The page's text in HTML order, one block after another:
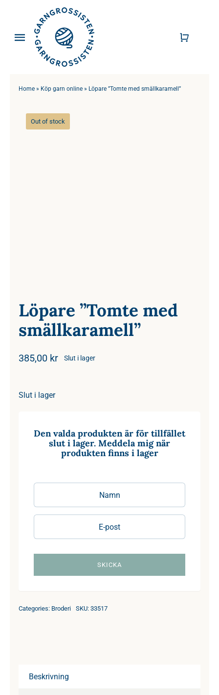
innehållet
Toggle
Navigation
Stickor
Virknålar
Home» Köp garn online» Löpare ”Tomte med smällkaramell”
Out of stock
Löpare ”Tomte med
smällkaramell”
385,00 kr Slut i lager
Slut i lager
Den valda produkten är för tillfället
slut i lager. Meddela mig när
produkten finns i lager
Categories: Broderi SKU: 33517
Beskrivning